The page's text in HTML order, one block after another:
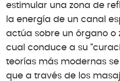
estimular una zona de
la energía de un canal
actúa sobre un órgano o
cual conduce a su
teorías más modernas
que a través de los